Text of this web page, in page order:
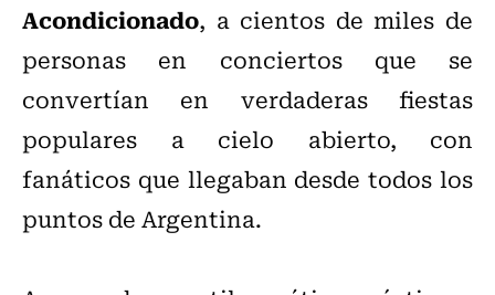
Acondicionado, a cientos de miles de
personas en conciertos que se
convertían en verdaderas fiestas
populares a cielo abierto, con
fanáticos que llegaban desde todos los
puntos de Argentina.